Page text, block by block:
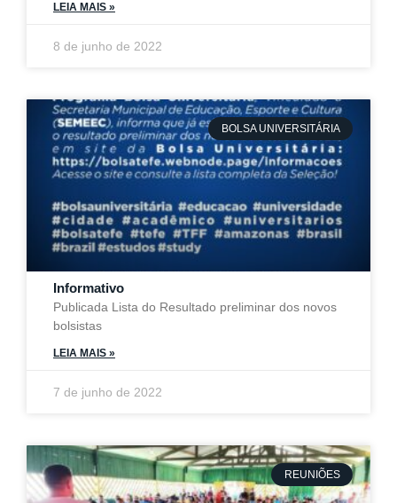
LEIA MAIS »
8 de junho de 2022
BOLSA UNIVERSITÁRIA
Informativo
Publicada Lista do Resultado preliminar dos novos
bolsistas
LEIA MAIS »
7 de junho de 2022
REUNIÕES